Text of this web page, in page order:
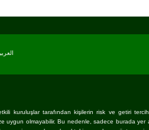
kuruluşlar tarafından kişilerin risk ve getiri
olmayabilir. Bu nedenle, sadece burada yer